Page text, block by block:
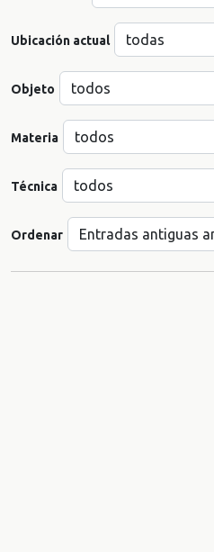
Ubicación actual
Objeto
Materia
Técnica
Ordenar